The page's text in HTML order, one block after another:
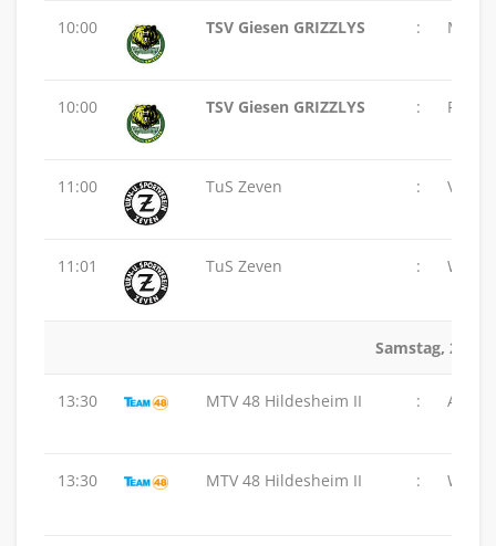
10:00 TSV Giesen GRIZZLYS : MTV
10:00 TSV Giesen GRIZZLYS : PSV
11:00 TuS Zeven : VSG
11:01 TuS Zeven :
Samstag,
13:30 MTV 48 Hildesheim II : ASC
13:30 MTV 48 Hildesheim II :